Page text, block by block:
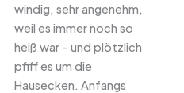
windig, sehr angenehm,
weil es immer noch so
heiß war – und plötzlich
pfiff es um die
Hausecken. Anfangs